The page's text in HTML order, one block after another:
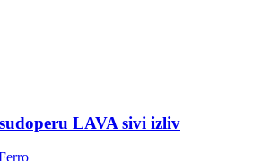
LAVA sivi izliv